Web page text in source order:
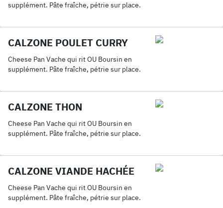
supplément. Pâte fraîche, pétrie sur place.
CALZONE POULET CURRY
Cheese Pan Vache qui rit OU Boursin en
supplément. Pâte fraîche, pétrie sur place.
CALZONE THON
Cheese Pan Vache qui rit OU Boursin en
supplément. Pâte fraîche, pétrie sur place.
CALZONE VIANDE HACHÉE
Cheese Pan Vache qui rit OU Boursin en
supplément. Pâte fraîche, pétrie sur place.